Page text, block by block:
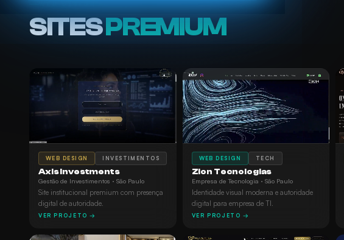
WEB DESIGN
SITESPREMIUM
WEB DESIGN INVESTIMENTOS
Axis Investments
Gestão de Investimentos · São Paulo
Site institucional premium com presença
digital de autoridade.
VER PROJETO →
WEB DESIGN TECH
Zion Tecnologias
Empresa de Tecnologia · São Paulo
Identidade visual moderna e autoridade
digital para empresa de TI.
VER PROJETO →